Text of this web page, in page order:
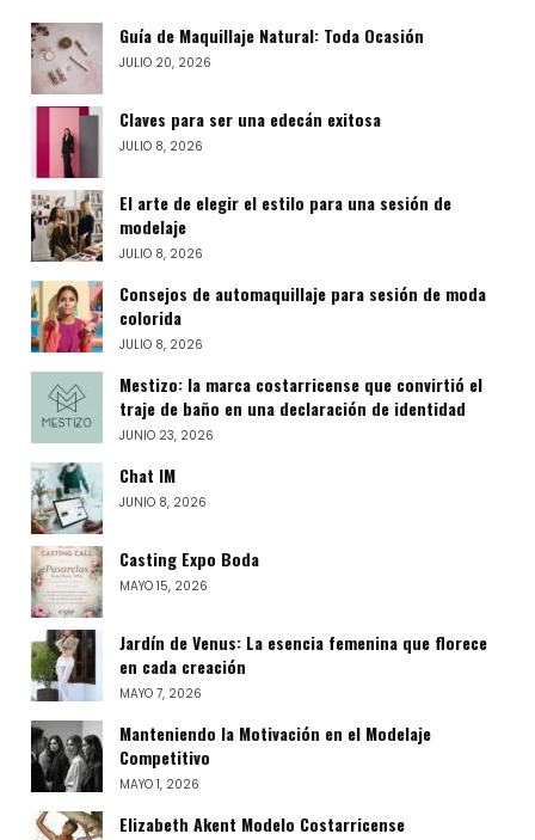
Guía de Maquillaje Natural: Toda Ocasión
JULIO 20, 2026
Claves para ser una edecán exitosa
JULIO 8, 2026
El arte de elegir el estilo para una sesión de
modelaje
JULIO 8, 2026
Consejos de automaquillaje para sesión de moda
colorida
JULIO 8, 2026
Mestizo: la marca costarricense que convirtió el
traje de baño en una declaración de identidad
JUNIO 23, 2026
Chat IM
JUNIO 8, 2026
Casting Expo Boda
MAYO 15, 2026
Jardín de Venus: La esencia femenina que florece
en cada creación
MAYO 7, 2026
Manteniendo la Motivación en el Modelaje
Competitivo
MAYO 1, 2026
Elizabeth Akent Modelo Costarricense